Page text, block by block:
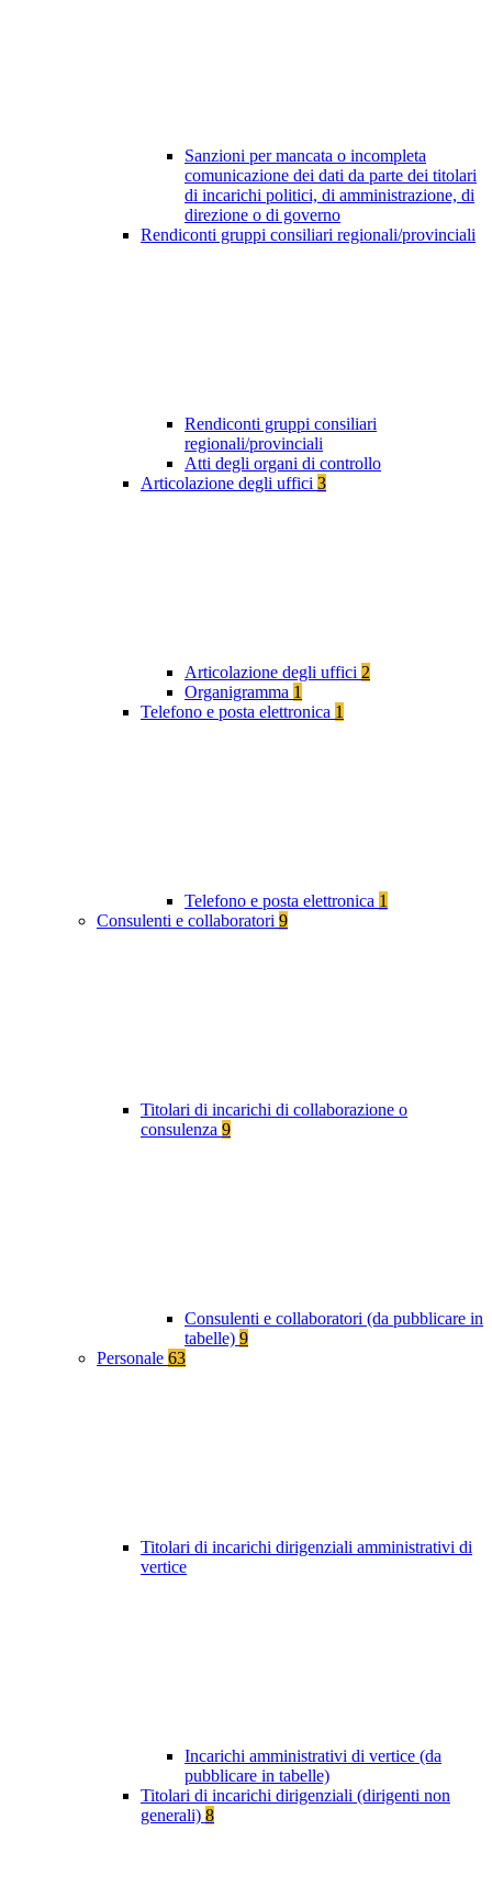
Sanzioni per mancata o incompleta
comunicazione dei dati da parte dei titolari
di incarichi politici, di amministrazione, di
direzione o di governo
Rendiconti gruppi consiliari regionali/provinciali
Rendiconti gruppi consiliari
regionali/provinciali
Atti degli organi di controllo
Articolazione degli uffici 3
Articolazione degli uffici 2
Organigramma 1
Telefono e posta elettronica 1
Telefono e posta elettronica 1
Consulenti e collaboratori 9
Titolari di incarichi di collaborazione o
consulenza 9
Consulenti e collaboratori (da pubblicare in
tabelle) 9
Personale 63
Titolari di incarichi dirigenziali amministrativi di
vertice
Incarichi amministrativi di vertice (da
pubblicare in tabelle)
Titolari di incarichi dirigenziali (dirigenti non
generali) 8